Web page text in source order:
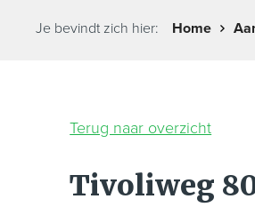
Je bevindt zich hier: Home
Terug naar overzicht
Tivoliweg